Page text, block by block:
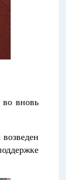
вновь